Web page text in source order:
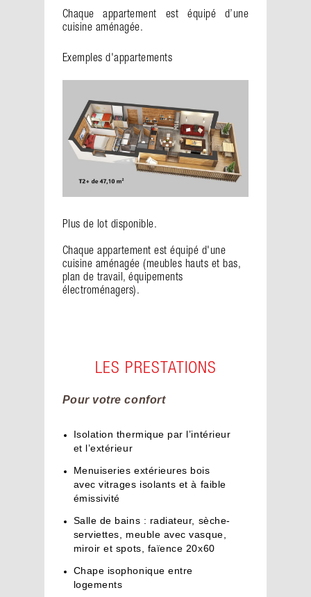
Chaque appartement est équipé d’une
cuisine aménagée.
Exemples d'appartements
Plus de lot disponible.
Chaque appartement est équipé d'une
cuisine aménagée (meubles hauts et bas,
plan de travail, équipements
électroménagers).
LES PRESTATIONS
Pour votre confort
Isolation thermique par l’intérieur
et l’extérieur
Menuiseries extérieures bois
avec vitrages isolants et à faible
émissivité
Salle de bains : radiateur, sèche-
serviettes, meuble avec vasque,
miroir et spots, faïence 20x60
Chape isophonique entre
logements